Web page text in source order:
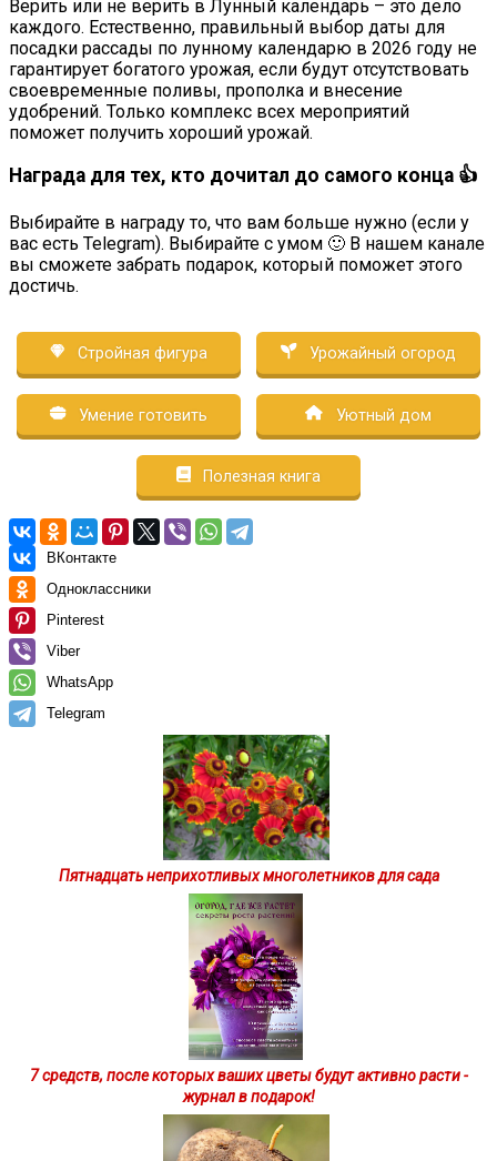
Верить или не верить в Лунный календарь – это дело
каждого. Естественно, правильный выбор даты для
посадки рассады по лунному календарю в 2026 году не
гарантирует богатого урожая, если будут отсутствовать
своевременные поливы, прополка и внесение
удобрений. Только комплекс всех мероприятий
поможет получить хороший урожай.
Награда для тех, кто дочитал до самого конца 👍
Выбирайте в награду то, что вам больше нужно (если у
вас есть Telegram). Выбирайте с умом 🙂 В нашем канале
вы сможете забрать подарок, который поможет этого
достичь.
Стройная фигура Урожайный огород
Умение готовить Уютный дом
Полезная книга
ВКонтакте
Одноклассники
Pinterest
Viber
WhatsApp
Telegram
Пятнадцать неприхотливых многолетников для сада
7 средств, после которых ваших цветы будут активно расти -
журнал в подарок!